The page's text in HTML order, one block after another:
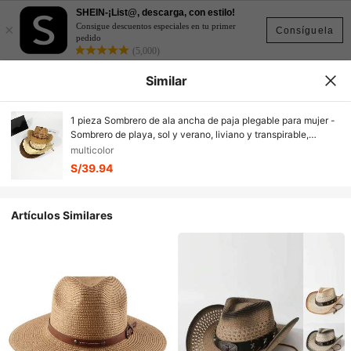
Consíguela
×
SHEIN-¡List@, descarga, con estilo!
Consigue descuentos especiales en tu primer
pedido
(5,000)
Similar
1 pieza Sombrero de ala ancha de paja plegable para mujer -
Sombrero de playa, sol y verano, liviano y transpirable,
adecuado para viajes al aire libre, color marrón claro, perfecto
para vacaciones de primavera/verano
multicolor
S/39.94
Artículos Similares